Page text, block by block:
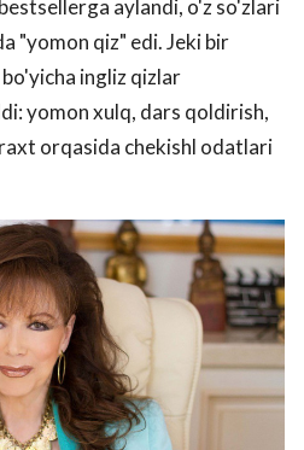
aylandi, o'z so'zlari
"yomon qiz" edi. Jeki bir
ingliz qizlar
yomon xulq, dars qoldirish,
orqasida chekishl odatlari